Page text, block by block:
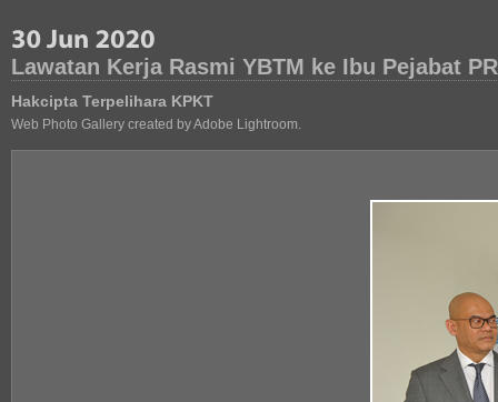
Lawatan Kerja Rasmi YBTM ke Ibu Pejabat
Hakcipta Terpelihara KPKT
Web Photo Gallery created by Adobe Lightroom.